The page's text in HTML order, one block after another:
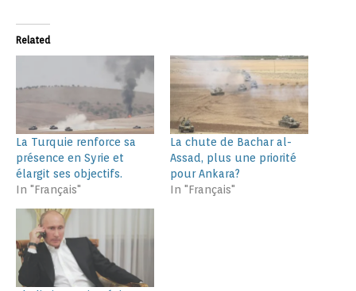
Related
La Turquie renforce sa
présence en Syrie et
élargit ses objectifs.
In "Français"
La chute de Bachar al-
Assad, plus une priorité
pour Ankara?
In "Français"